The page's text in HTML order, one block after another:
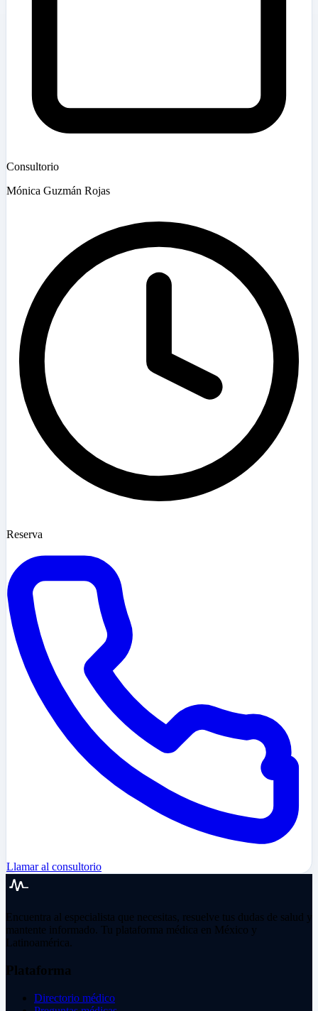
Consultorio
Mónica Guzmán Rojas
Reserva
Llamar al consultorio
Encuentra al especialista que necesitas, resuelve tus dudas de salud y
mantente informado. Tu plataforma médica en México y
Latinoamérica.
Plataforma
Directorio médico